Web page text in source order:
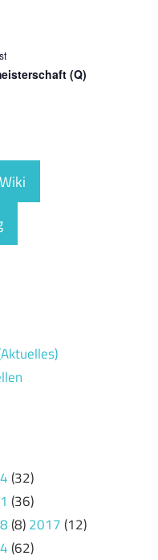
(Q)
Wiki
(32)
(36)
(8)2017(12)
(62)